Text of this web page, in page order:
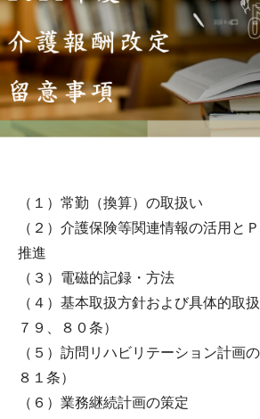
（１）常勤（換算）の取扱い
（２）介護保険等関連情報の活用と
推進
（３）電磁的記録・方法
（４）基本取扱方針および具体的取
７９、８０条）
（５）訪問リハビリテーション計画
８１条）
（６）業務継続計画の策定